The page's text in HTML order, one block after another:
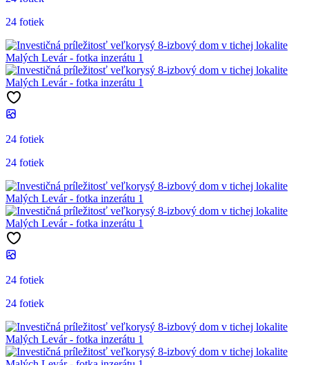
24 fotiek
24 fotiek
24 fotiek
24 fotiek
24 fotiek